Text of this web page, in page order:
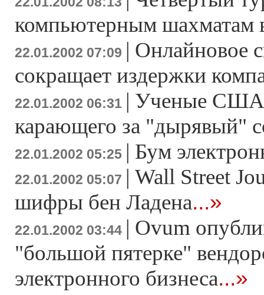
компьютерным шахматам
22.01.2002 07:09 | Онлайновое
сокращает издержки
22.01.2002 06:31 | Ученые США
карающего за "дырявый"
22.01.2002 05:25 | Бум
22.01.2002 05:07 | Wall Street
шифры бен Ладена...»
22.01.2002 03:44 | Ovum
"большой пятерке"
электронного бизнеса...»